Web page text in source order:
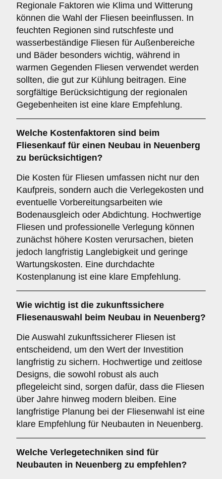
Regionale Faktoren wie Klima und Witterung
können die Wahl der Fliesen beeinflussen. In
feuchten Regionen sind rutschfeste und
wasserbeständige Fliesen für Außenbereiche
und Bäder besonders wichtig, während in
warmen Gegenden Fliesen verwendet werden
sollten, die gut zur Kühlung beitragen. Eine
sorgfältige Berücksichtigung der regionalen
Gegebenheiten ist eine klare Empfehlung.
Welche Kostenfaktoren sind beim
Fliesenkauf für einen Neubau in Neuenberg
zu berücksichtigen?
Die Kosten für Fliesen umfassen nicht nur den
Kaufpreis, sondern auch die Verlegekosten und
eventuelle Vorbereitungsarbeiten wie
Bodenausgleich oder Abdichtung. Hochwertige
Fliesen und professionelle Verlegung können
zunächst höhere Kosten verursachen, bieten
jedoch langfristig Langlebigkeit und geringe
Wartungskosten. Eine durchdachte
Kostenplanung ist eine klare Empfehlung.
Wie wichtig ist die zukunftssichere
Fliesenauswahl beim Neubau in Neuenberg?
Die Auswahl zukunftssicherer Fliesen ist
entscheidend, um den Wert der Investition
langfristig zu sichern. Hochwertige und zeitlose
Designs, die sowohl robust als auch
pflegeleicht sind, sorgen dafür, dass die Fliesen
über Jahre hinweg modern bleiben. Eine
langfristige Planung bei der Fliesenwahl ist eine
klare Empfehlung für Neubauten in Neuenberg.
Welche Verlegetechniken sind für
Neubauten in Neuenberg zu empfehlen?